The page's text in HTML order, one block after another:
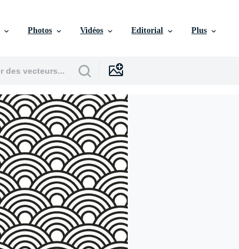
Photos Vidéos Editorial Plus